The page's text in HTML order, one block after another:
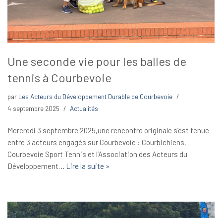
Une seconde vie pour les balles de
tennis à Courbevoie
par Les Acteurs du Développement Durable de Courbevoie
4 septembre 2025
Actualités
Mercredi 3 septembre 2025,une rencontre originale s’est tenue
entre 3 acteurs engagés sur Courbevoie : Courbichiens,
Courbevoie Sport Tennis et l’Association des Acteurs du
Développement… Lire la suite »